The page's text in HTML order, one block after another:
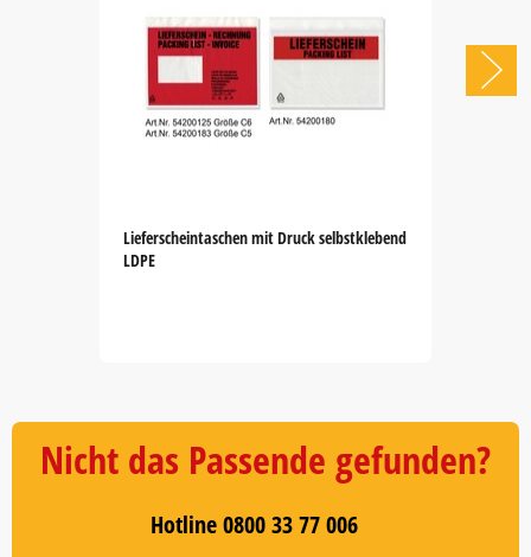
Lieferscheintaschen mit Druck selbstklebend
LDPE
5
Nicht das Passende gefunden?
Hotline 0800 33 77 006